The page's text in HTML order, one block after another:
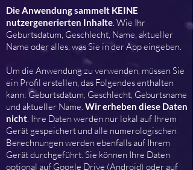
Die Anwendung sammelt KEINE
nutzergenerierten Inhalte. Wie Ihr
Geburtsdatum, Geschlecht, Name, aktueller
Name oder alles, was Sie in der App eingeben.
Um die Anwendung zu verwenden, müssen Sie
ein Profil erstellen, das Folgendes enthalten
kann: Geburtsdatum, Geschlecht, Geburtsname
und aktueller Name. Wir erheben diese Daten
nicht. Ihre Daten werden nur lokal auf Ihrem
Gerät gespeichert und alle numerologischen
Berechnungen werden ebenfalls auf Ihrem
Gerät durchgeführt. Sie können Ihre Daten
optional auf Google Drive (Android) oder auf